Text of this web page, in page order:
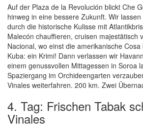
Auf der Plaza de la Revolución blickt Che
hinweg in eine bessere Zukunft. Wir
durch die historische Kulisse mit
Malecón chauffieren, cruisen majestätisch
Nacional, wo einst die amerikanische
Kuba: ein Krimi! Dann verlassen wir
einem genussvollen Mittagessen in Soroa
Spaziergang im Orchideengarten
Vinales weiterfahren. 200 km. Zwei
4. Tag: Frischen Tabak
Vinales